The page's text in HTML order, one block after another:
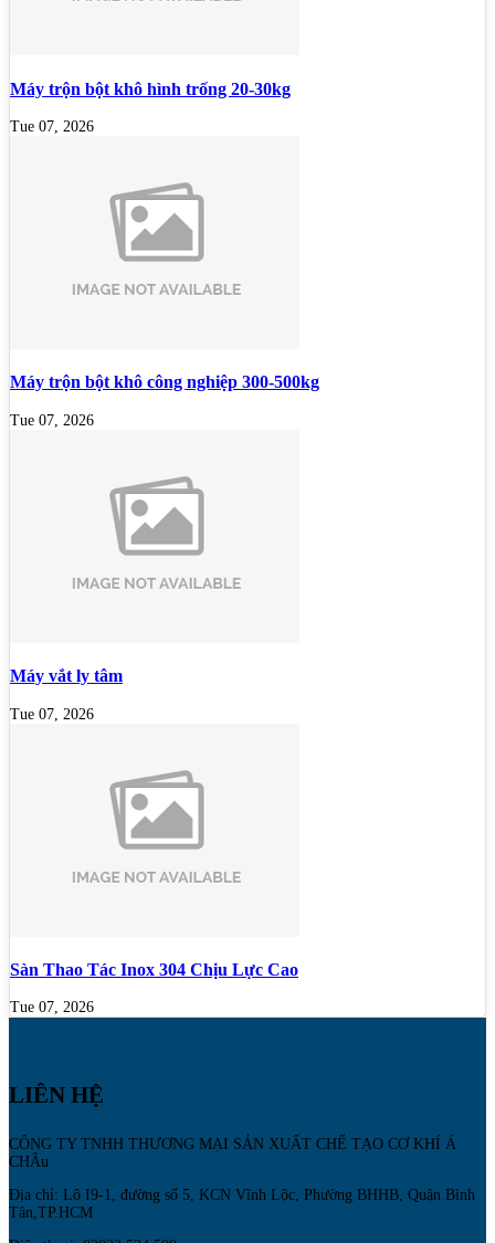
Máy trộn bột khô hình trống 20-30kg
Tue 07, 2026
Máy trộn bột khô công nghiệp 300-500kg
Tue 07, 2026
Máy vắt ly tâm
Tue 07, 2026
Sàn Thao Tác Inox 304 Chịu Lực Cao
Tue 07, 2026
LIÊN HỆ
CÔNG TY TNHH THƯƠNG MẠI SẢN XUẤT CHẾ TẠO CƠ KHÍ Á
CHÂu
Địa chỉ: Lô I9-1, đường số 5, KCN Vĩnh Lộc, Phường BHHB, Quận Bình
Tân,TP.HCM